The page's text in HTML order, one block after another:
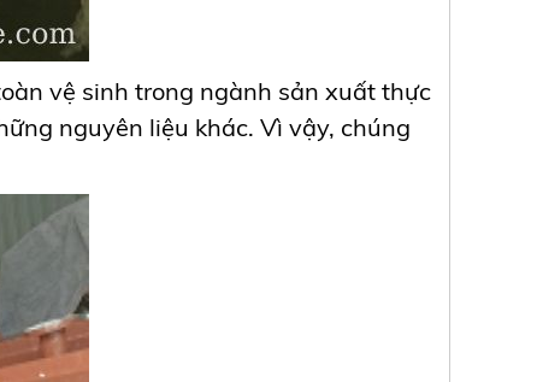
vệ sinh trong ngành sản xuất thực
nguyên liệu khác. Vì vậy, chúng